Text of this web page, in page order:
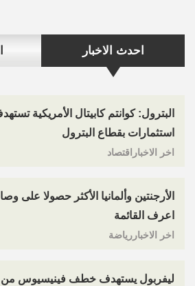
احدث الاخبار
البترول: كوانتم كابيتال الأمريكية
استثمارات بقطاع البترول
اخر الاخباراقتصاد
الأرجنتين وألمانيا الأكثر حصولا على
اعرف القائمة
اخر الاخباررياضة
ليفربول يستهدف خطف فينيسيوس من